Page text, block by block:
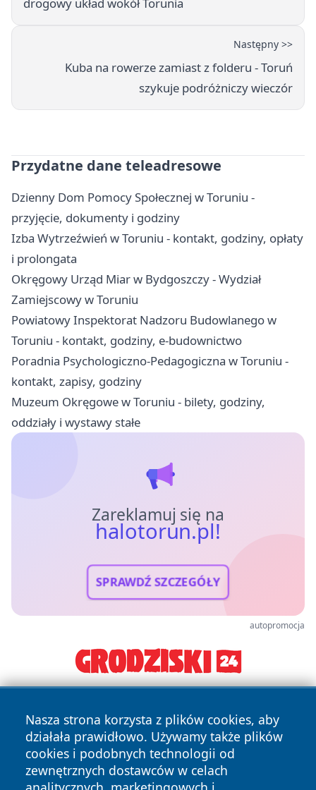
drogowy układ wokół Torunia
Następny >>
Kuba na rowerze zamiast z folderu - Toruń
szykuje podróżniczy wieczór
Przydatne dane teleadresowe
Dzienny Dom Pomocy Społecznej w Toruniu -
przyjęcie, dokumenty i godziny
Izba Wytrzeźwień w Toruniu - kontakt, godziny, opłaty
i prolongata
Okręgowy Urząd Miar w Bydgoszczy - Wydział
Zamiejscowy w Toruniu
Powiatowy Inspektorat Nadzoru Budowlanego w
Toruniu - kontakt, godziny, e-budownictwo
Poradnia Psychologiczno-Pedagogiczna w Toruniu -
kontakt, zapisy, godziny
Muzeum Okręgowe w Toruniu - bilety, godziny,
oddziały i wystawy stałe
Zareklamuj się na
halotorun.pl!
SPRAWDŹ SZCZEGÓŁY
autopromocja
Nasza strona korzysta z plików cookies, aby
działała prawidłowo. Używamy także plików
cookies i podobnych technologii od
zewnętrznych dostawców w celach